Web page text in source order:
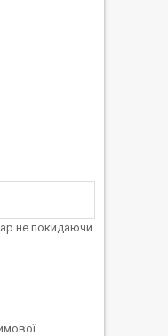
не покидаючи